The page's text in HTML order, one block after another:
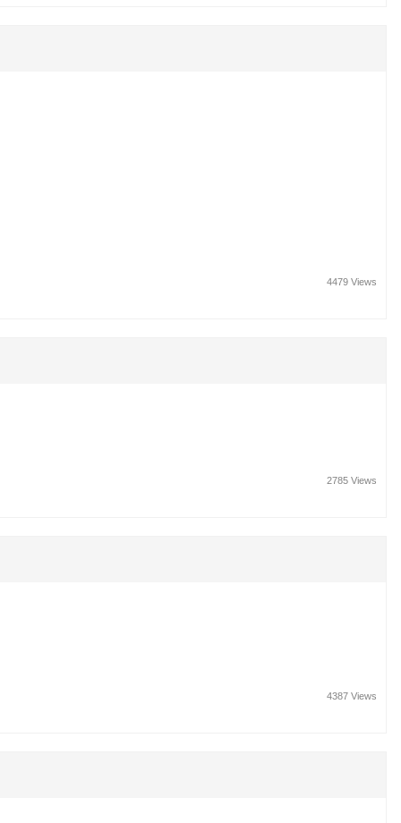
4479 Views
2785 Views
4387 Views